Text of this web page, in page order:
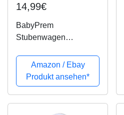
14,99€
BabyPrem
Stubenwagen
Spannbettlaken
Packung mit 2
Baumwolle 77 x 38 cm
2 WEIß
Amazon / Ebay
Produkt ansehen*